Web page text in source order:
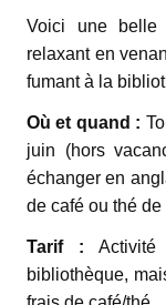
Voici une belle
relaxant en
fumant à la
Où et quand :
juin (hors
échanger en
de café ou thé
Tarif :
bibliothèque,